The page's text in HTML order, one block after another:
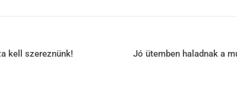
kell szereznünk!
Jó ütemben haladnak a